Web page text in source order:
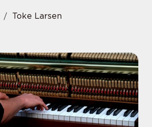
Toke Larsen